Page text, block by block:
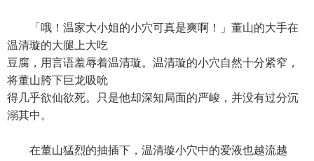
「哦！温家大小姐的小穴可真是爽啊！」董山的大手在
温清璇的大腿上大吃
豆腐，用言语羞辱着温清璇。温清璇的小穴自然十分紧窄，
将董山胯下巨龙吸吮
得几乎欲仙欲死。只是他却深知局面的严峻，并没有过分沉
溺其中。
在董山猛烈的抽插下，温清璇小穴中的爱液也越流越